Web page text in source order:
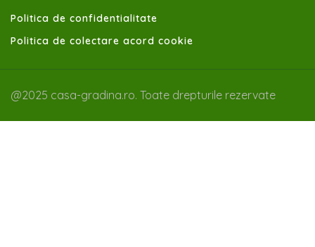
Politica de confidentialitate
Politica de colectare acord cookie
@2025 casa-gradina.ro. Toate drepturile rezervate